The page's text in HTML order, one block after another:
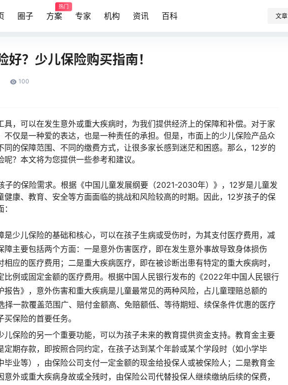
圈子 方案
热门
专家 机构 资讯 百科 文章
好？少儿保险购买指南！
100
具，可以在发生意外或重大疾病时，为我们提供经济上的保障和补偿。对于家
不仅是一种爱的表达，也是一种责任的承担。但是，市面上的少儿保险产品众
同的保障范围、不同的缴费方式，让很多家长感到迷茫和困惑。那么，12岁的
？本文将为您提供一些参考和建议。
子的保险需求。根据《中国儿童发展纲要（2021-2030年）》，12岁是儿童发
健康、教育、安全等方面面临的挑战和风险较高的时期。因此，12岁孩子的保
是少儿保险的基础和核心，可以在孩子生病或受伤时，为其支付医疗费用，减
障主要包括两个方面：一是意外伤害医疗，即在发生意外事故导致身体损伤
相应的医疗费用；二是重大疾病医疗，即在被诊断出患有特定的重大疾病时，
比例或固定金额的医疗费用。根据中国人民银行发布的《2022年中国人民银行
报告》，意外伤害和重大疾病是儿童最常见的两种风险，占儿童理赔总额的
择一款覆盖范围广、赔付金额高、免赔额低、等待期短、续保条件优惠的医疗
保险的首要任务。
儿保险的另一个重要功能，可以为孩子未来的教育提供资金支持。教育金主要
定期存款，即按照合同约定，在孩子达到某个年龄或某个学段时（如小学毕
毕业等），由保险公司支付一定金额的现金给投保人或被保险人；二是教育金
意外或重大疾病身故或全残时，由保险公司代替投保人继续缴纳后续的保费，